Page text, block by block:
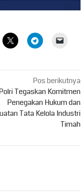
Pos berikutnya
Tegaskan Komitmen
Penegakan Hukum dan
Tata Kelola Industri
Timah